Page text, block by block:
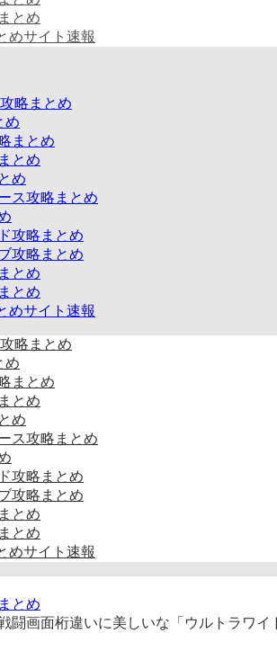
とめ
めサイト速報
略まとめ
め
まとめ
とめ
め
ス攻略まとめ
攻略まとめ
攻略まとめ
とめ
とめ
めサイト速報
略まとめ
め
まとめ
とめ
め
ス攻略まとめ
攻略まとめ
攻略まとめ
とめ
とめ
めサイト速報
とめ
闘画面桁違いに美しいな「ウルトラワイ